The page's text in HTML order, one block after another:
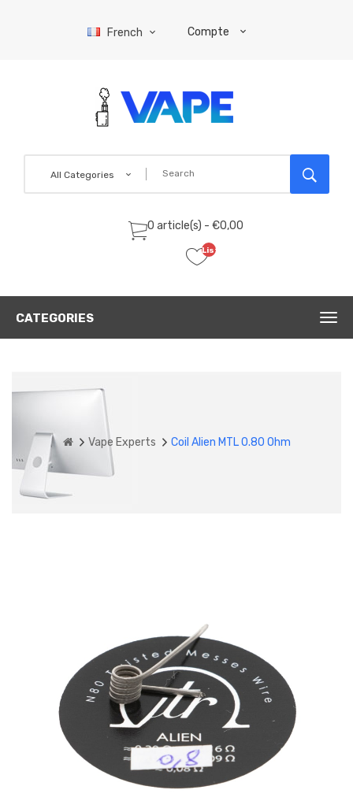
French Compte
All Categories
0 article(s) - €0,00
Liste
(0)
CATEGORIES
Vape Experts Coil Alien MTL 0.80 Ohm